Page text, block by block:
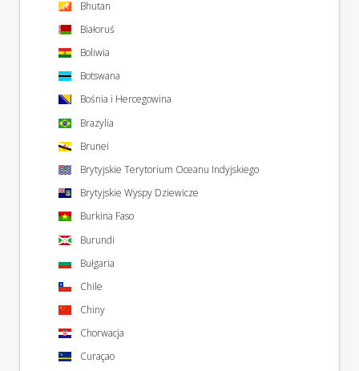
Bhutan
Białoruś
Boliwia
Botswana
Bośnia i Hercegowina
Brazylia
Brunei
Brytyjskie Terytorium Oceanu Indyjskiego
Brytyjskie Wyspy Dziewicze
Burkina Faso
Burundi
Bułgaria
Chile
Chiny
Chorwacja
Curaçao